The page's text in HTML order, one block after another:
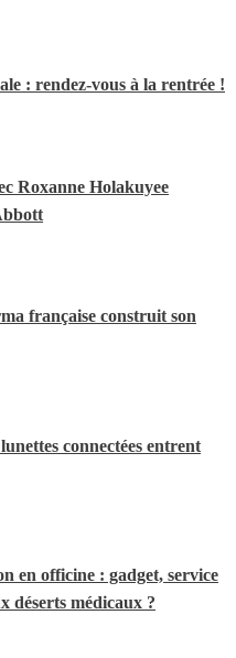
: rendez-vous à la rentrée !
Roxanne Holakuyee
française construit son
connectées entrent
en officine : gadget, service
déserts médicaux ?